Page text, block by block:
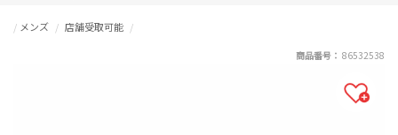
メンズ 店舗受取可能
商品番号： 86532538